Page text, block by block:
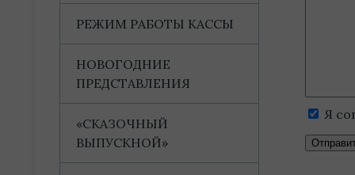
Я
РЕЖИМ РАБОТЫ КАССЫ
НОВОГОДНИЕ
ПРЕДСТАВЛЕНИЯ
«СКАЗОЧНЫЙ
ВЫПУСКНОЙ»